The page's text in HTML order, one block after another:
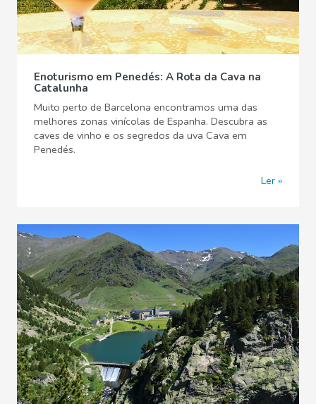
Enoturismo em Penedés: A Rota da Cava na
Catalunha
Muito perto de Barcelona encontramos uma das
melhores zonas vinícolas de Espanha. Descubra as
caves de vinho e os segredos da uva Cava em
Penedés.
Ler